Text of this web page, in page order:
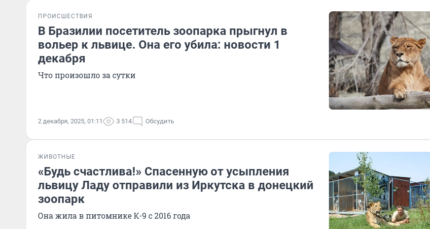
ПРОИСШЕСТВИЯ
В Бразилии посетитель зоопарка прыгнул в
вольер к львице. Она его убила: новости 1
декабря
Что произошло за сутки
2 декабря, 2025, 01:11 3 514 Обсудить
ЖИВОТНЫЕ
«Будь счастлива!» Спасенную от усыпления
львицу Ладу отправили из Иркутска в донецкий
зоопарк
Она жила в питомнике К-9 с 2016 года